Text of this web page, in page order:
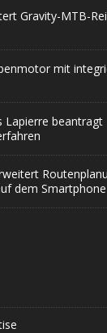
Gravity-MTB-
mit
Lapierre beantragt
dem Smartphone